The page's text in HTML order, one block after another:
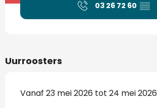
03 26 72 60 ▒▒
Uurroosters
Vanaf 23 mei 2026 tot 24 mei 2026